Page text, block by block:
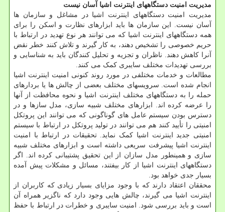
مدیریت امنیت دستگاههای اینترنت اشیا آسان نیست
مدیریت امنیت دستگاههای اینترنت اشیا در مشاغل و سازمان ها
آسان نیست. این سازمان ها باید ابزارهای نظارت و اسکن را برای
همه دستگاههای اینترنت اشیا که می توانند هر نوع تهدید در ارتباط با
حریم خصوصی را تشخیص دهند، به کار گیرند و تلاش کنند خطر نقض
آنرا کاهش دهند. ناظران و تجزیه و تحلیل کنندگان باید به شناسایی و
بررسی تهدیدات مختلف سایبری کمک می کنند.
مطالعات و خدمات مختلفی در مورد روند کنونی امنیت اینترنت اشیا
انجام شده است. سرویسهای مختلف بعضی از چالش ها یا بردارهای
حمله را به دستگاههای مختلف اینترنت اشیا و نحوه محافظت از آنها
را عرضه کرده اند. ابزارهای مختلف شبیه سازی، مدل سازها و در
دسترس بودن سیستم عامل های گوناگونی که می توانند این پروتکل
امنیتی را تأیید کنند هم می توانند در تولید پروتکل در ارتباط با سیستم
امنیتی جدید اینترنت اشیا کمک نماید. تحقیقات در ارتباط با امنیت
اینترنت اشیا پیشرفت سریعی داشته است و ابزارهای مختلف شبیه
سازی و همینطور مدل سازان از این تحقیق پشتیبانی کرده اند. اگر
دستگاههای اینترنت اشیا از کار بیفتند، مسائل و مشکلات پیش آمده
بسیار جدی خواهد بود.
محققان اعتقاد دارند که با وجود مزایای بسیار زیادی که کاربران از
اینترنت اشیا می گیرند، چالش هایی وجود دارد که ناگزیر همراه آن
است و باید بررسی شود. امنیت سایبری و خطرات در ارتباط با حفظ